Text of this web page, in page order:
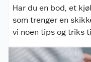
Har du en bod, et
som trenger en
vi noen tips og triks